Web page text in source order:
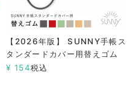
【2026年版】 SUNNY手帳ス
タンダードカバー用替えゴム
¥ 154税込